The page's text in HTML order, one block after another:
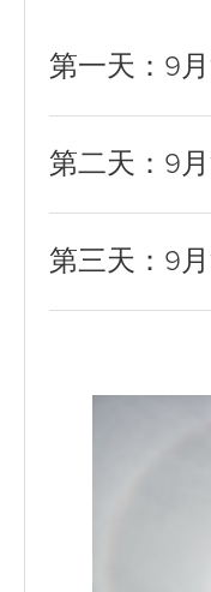
第一天：9月
第二天：9月
第三天：9月